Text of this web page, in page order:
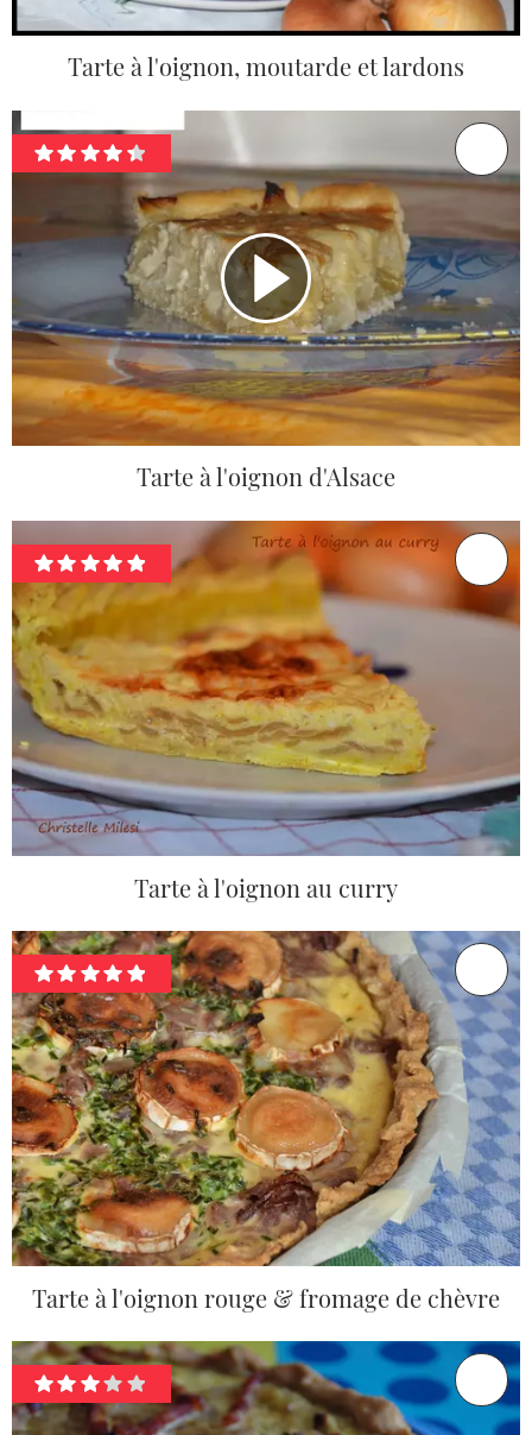
Tarte à l'oignon, moutarde et lardons
Tarte à l'oignon d'Alsace
Tarte à l'oignon au curry
Tarte à l'oignon rouge & fromage de chèvre